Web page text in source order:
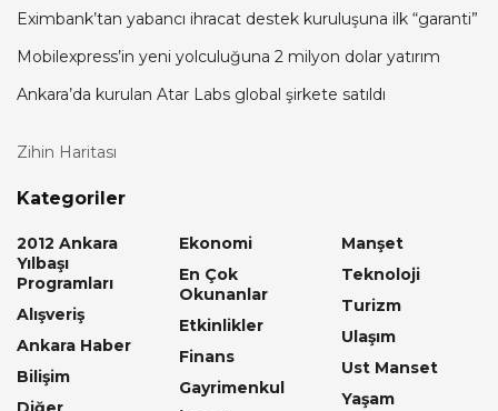
Eximbank’tan yabancı ihracat destek kuruluşuna ilk “garanti”
Mobilexpress’in yeni yolculuğuna 2 milyon dolar yatırım
Ankara’da kurulan Atar Labs global şirkete satıldı
Zihin Haritası
Kategoriler
2012 Ankara
Yılbaşı
Programları
Alışveriş
Ankara Haber
Bilişim
Ekonomi
En Çok
Okunanlar
Etkinlikler
Finans
Gayrimenkul
Manşet
Teknoloji
Turizm
Ulaşım
Ust Manset
Yaşam